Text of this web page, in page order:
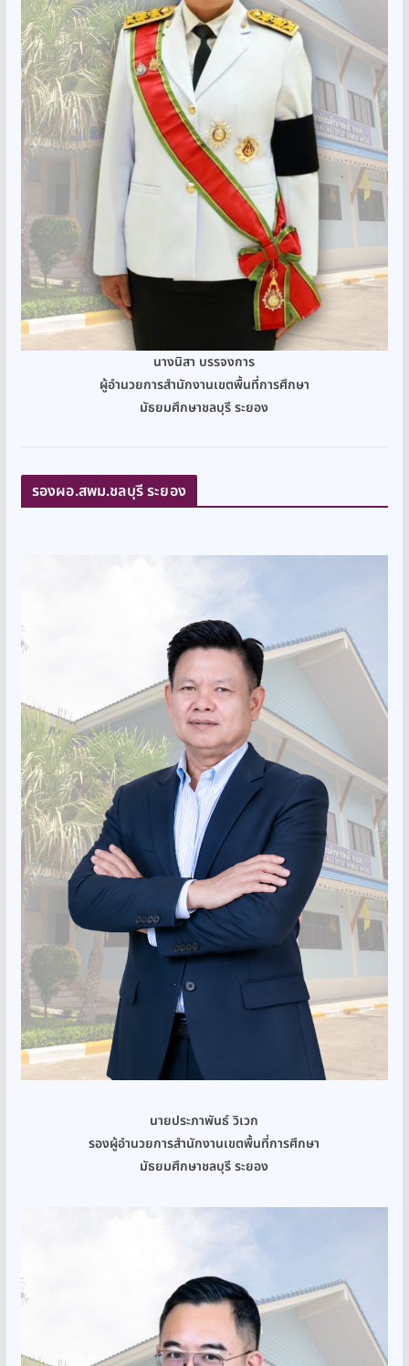
นางนิสา บรรจงการ
ผู้อำนวยการสำนักงานเขตพื้นที่การศึกษา
มัธยมศึกษาชลบุรี ระยอง
รองผอ.สพม.ชลบุรี ระยอง
นายประภาพันธ์ วิเวก
รองผู้อำนวยการสำนักงานเขตพื้นที่การศึกษา
มัธยมศึกษาชลบุรี ระยอง